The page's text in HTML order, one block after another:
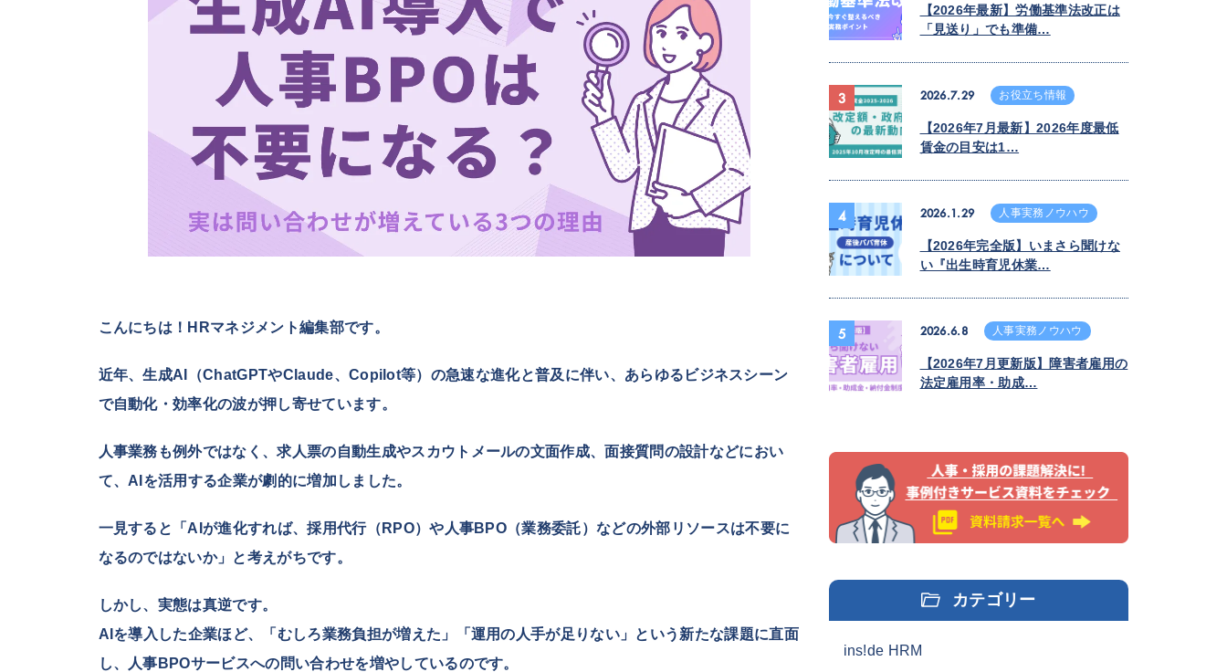
こんにちは！HRマネジメント編集部です。
近年、生成AI（ChatGPTやClaude、Copilot等）の急速な進化と普及に伴い、あらゆるビジネスシーン
で自動化・効率化の波が押し寄せています。
人事業務も例外ではなく、求人票の自動生成やスカウトメールの文面作成、面接質問の設計などにおい
て、AIを活用する企業が劇的に増加しました。
一見すると「AIが進化すれば、採用代行（RPO）や人事BPO（業務委託）などの外部リソースは不要に
なるのではないか」と考えがちです。
しかし、実態は真逆です。
AIを導入した企業ほど、「むしろ業務負担が増えた」「運用の人手が足りない」という新たな課題に直面
し、人事BPOサービスへの問い合わせを増やしているのです。
【2026年最新】労働基準法改正は
「見送り」でも準備…
2026.7.29 お役立ち情報
【2026年7月最新】2026年度最低
賃金の目安は1…
3
2026.1.29 人事実務ノウハウ
【2026年完全版】いまさら聞けな
い『出生時育児休業…
4
2026.6.8 人事実務ノウハウ
【2026年7月更新版】障害者雇用の
法定雇用率・助成…
5
カテゴリー
ins!de HRM